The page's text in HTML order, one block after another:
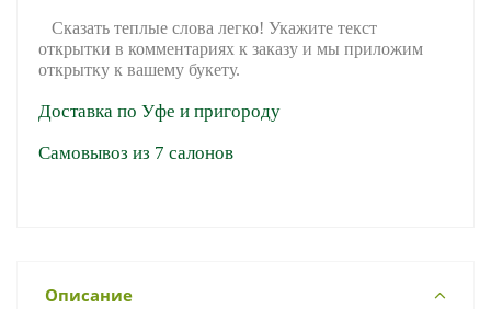
Сказать теплые слова легко! Укажите текст
открытки в комментариях к заказу и мы приложим
открытку к вашему букету.
Доставка по Уфе и пригороду
Самовывоз из 7 салонов
Описание